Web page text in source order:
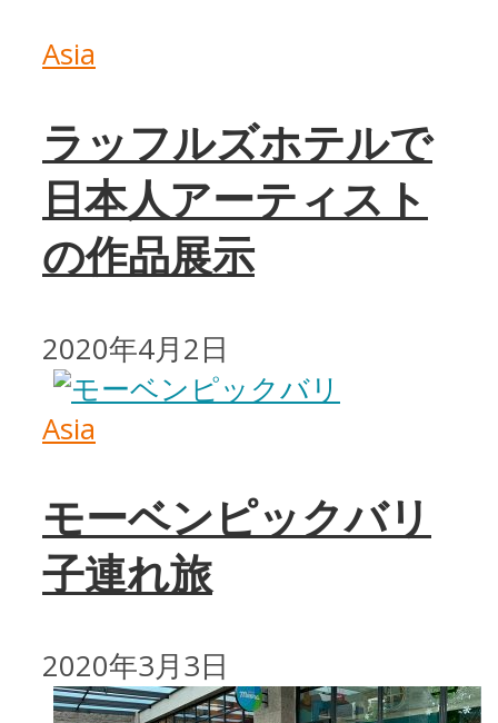
Asia
ラッフルズホテルで
日本人アーティスト
の作品展示
2020年4月2日
Asia
モーベンピックバリ
子連れ旅
2020年3月3日